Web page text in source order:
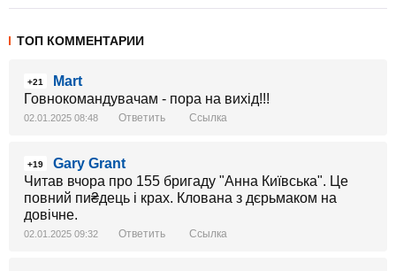
ТОП КОММЕНТАРИИ
+21
Mart
Говнокомандувачам - пора на вихід!!!
02.01.2025 08:48 Ответить Ссылка
+19
Gary Grant
Читав вчора про 155 бригаду "Анна Київська". Це
повний пи₴дець і крах. Клована з дєрьмаком на
довічне.
02.01.2025 09:32 Ответить Ссылка